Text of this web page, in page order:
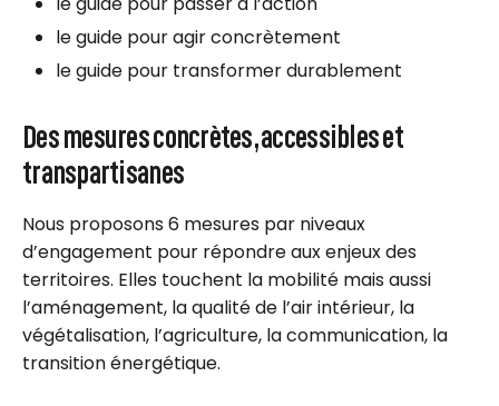
le guide pour agir concrètement
le guide pour transformer durablement
Des mesures concrètes, accessibles et
transpartisanes
Nous proposons 6 mesures par niveaux
d’engagement pour répondre aux enjeux des
territoires. Elles touchent la mobilité mais aussi
l’aménagement, la qualité de l’air intérieur, la
végétalisation, l’agriculture, la communication, la
transition énergétique.